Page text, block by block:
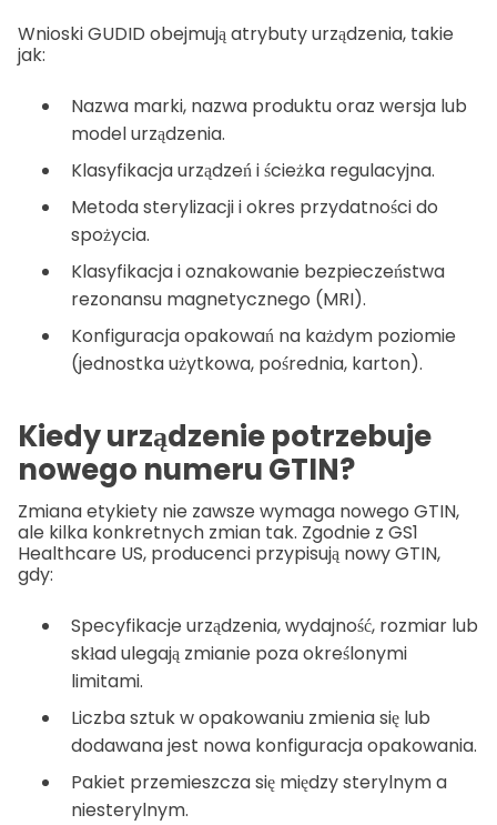
Wnioski GUDID obejmują atrybuty urządzenia, takie
jak:
Nazwa marki, nazwa produktu oraz wersja lub
model urządzenia.
Klasyfikacja urządzeń i ścieżka regulacyjna.
Metoda sterylizacji i okres przydatności do
spożycia.
Klasyfikacja i oznakowanie bezpieczeństwa
rezonansu magnetycznego (MRI).
Konfiguracja opakowań na każdym poziomie
(jednostka użytkowa, pośrednia, karton).
Kiedy urządzenie potrzebuje
nowego numeru GTIN?
Zmiana etykiety nie zawsze wymaga nowego GTIN,
ale kilka konkretnych zmian tak. Zgodnie z GS1
Healthcare US, producenci przypisują nowy GTIN,
gdy:
Specyfikacje urządzenia, wydajność, rozmiar lub
skład ulegają zmianie poza określonymi
limitami.
Liczba sztuk w opakowaniu zmienia się lub
dodawana jest nowa konfiguracja opakowania.
Pakiet przemieszcza się między sterylnym a
niesterylnym.